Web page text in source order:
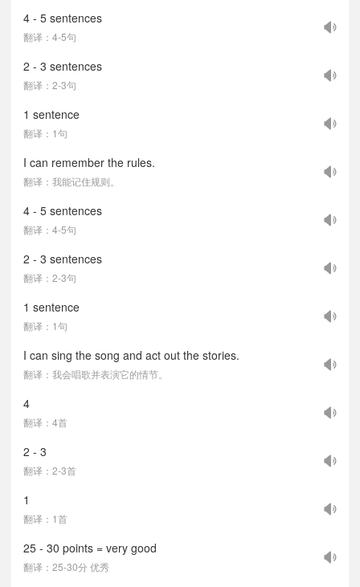
4 - 5 sentences
翻译：4-5句
2 - 3 sentences
翻译：2-3句
1 sentence
翻译：1句
I can remember the rules.
翻译：我能记住规则。
4 - 5 sentences
翻译：4-5句
2 - 3 sentences
翻译：2-3句
1 sentence
翻译：1句
I can sing the song and act out the stories.
翻译：我会唱歌并表演它的情节。
4
翻译：4首
2 - 3
翻译：2-3首
1
翻译：1首
25 - 30 points = very good
翻译：25-30分 优秀